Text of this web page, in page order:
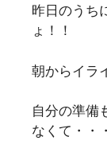
昨日のうち
ょ！！
朝からイラ
自分の準備
なくて・・